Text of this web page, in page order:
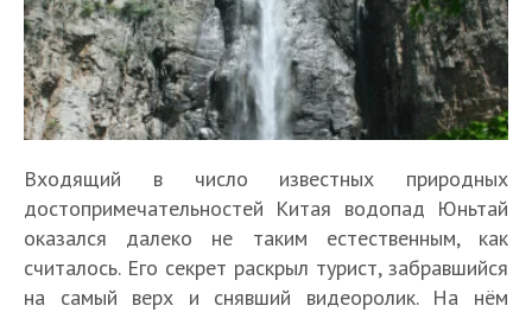
Входящий в число известных природных
достопримечательностей Китая водопад Юньтай
оказался далеко не таким естественным, как
считалось. Его секрет раскрыл турист, забравшийся
на самый верх и снявший видеоролик. На нём